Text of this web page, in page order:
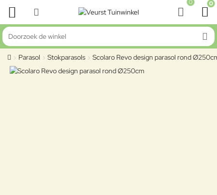
0 0
Doorzoek de winkel
home
Parasol Stokparasols Scolaro Revo design parasol rond